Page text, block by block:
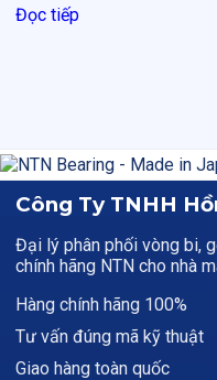
Đọc tiếp
Công Ty TNHH
Đại lý phân phối vòng bi,
chính hãng NTN cho nhà
Hàng chính hãng 100%
Tư vấn đúng mã kỹ thuật
Giao hàng toàn quốc